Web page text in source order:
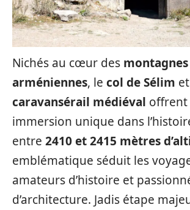
Nichés au cœur des montagnes
arméniennes, le col de Sélim
caravansérail médiéval offrent
immersion unique dans
entre 2410 et 2415 mètres
emblématique séduit les
amateurs d’histoire et
d’architecture. Jadis étape